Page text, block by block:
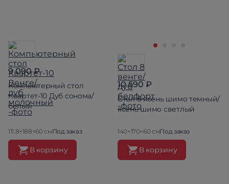
9 090 ₽
Компьютерный стол
Квартет-10 Дуб сонома/
белый
111.8×188×60 смПод заказ
В корзину
10 590 ₽
Стол 8 ясень шимо темный/
ясень шимо светлый
140×170×60 смПод заказ
В корзину